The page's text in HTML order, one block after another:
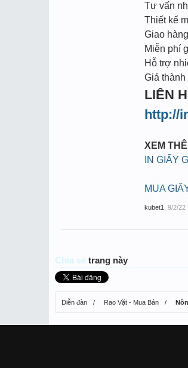
Tư vấn
Thiết kế
Giao
Miễn phí
Hỗ trợ
Giá
LIÊN
http://
XEM
IN GIẤY
MUA
kubet1 9/2/22
Chia sẻ trang này
Diễn đàn Rao Vặt - Mua Bán